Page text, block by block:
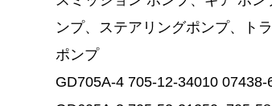
ンプ、ステアリングポンプ、ト
ポンプ
GD705A-4 705-12-34010